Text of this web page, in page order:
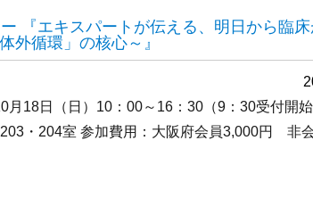
『エキスパートが伝える、明日から臨
外循環」の核心～』
月18日（日）10：00～16：30（9：30受付
・204室 参加費用：大阪府会員3,000円 非
ミナー 『エキスパートが伝える、明日から